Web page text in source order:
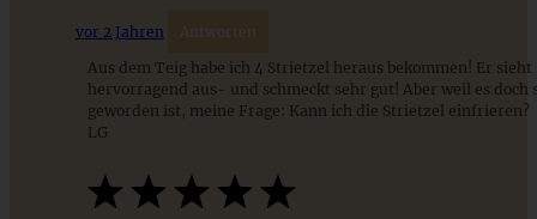
ZUM BEITRAG
9 saisonale Rezepte im August – die besten Ideen mit Obst
vor 2 Jahren Antworten
Aus dem Teig habe ich 4 Strietzel heraus bekommen! Er sieht
hervorragend aus- und schmeckt sehr gut! Aber weil es doch
geworden ist, meine Frage: Kann ich die Strietzel einfrieren?
LG